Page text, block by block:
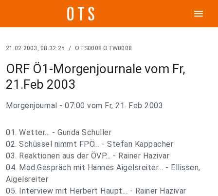
menu
21.02.2003, 08:32:25 / OTS0008 OTW0008
ORF Ö1-Morgenjournale vom Fr,
21.Feb 2003
Morgenjournal - 07:00 vom Fr, 21. Feb 2003
01. Wetter... - Gunda Schuller
02. Schüssel nimmt FPÖ... - Stefan Kappacher
03. Reaktionen aus der ÖVP... - Rainer Hazivar
04. Mod.Gespräch mit Hannes Aigelsreiter... - Ellissen,
Aigelsreiter
05. Interview mit Herbert Haupt... - Rainer Hazivar